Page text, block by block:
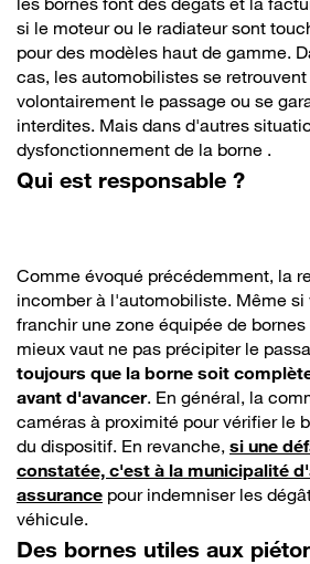
si le moteur ou le radiateur sont
pour des modèles haut de gamme.
cas, les automobilistes se
volontairement le passage ou se
interdites. Mais dans d'autres
dysfonctionnement de la borne .
Qui est responsable ?
Comme évoqué précédemment, la
incomber à l'automobiliste. Même si
franchir une zone équipée de
mieux vaut ne pas précipiter le
toujours que la borne soit
avant d'avancer. En général, la
caméras à proximité pour vérifier le
du dispositif. En revanche, si une
constatée, c'est à la municipalité
assurance pour indemniser les
véhicule.
Des bornes utiles aux